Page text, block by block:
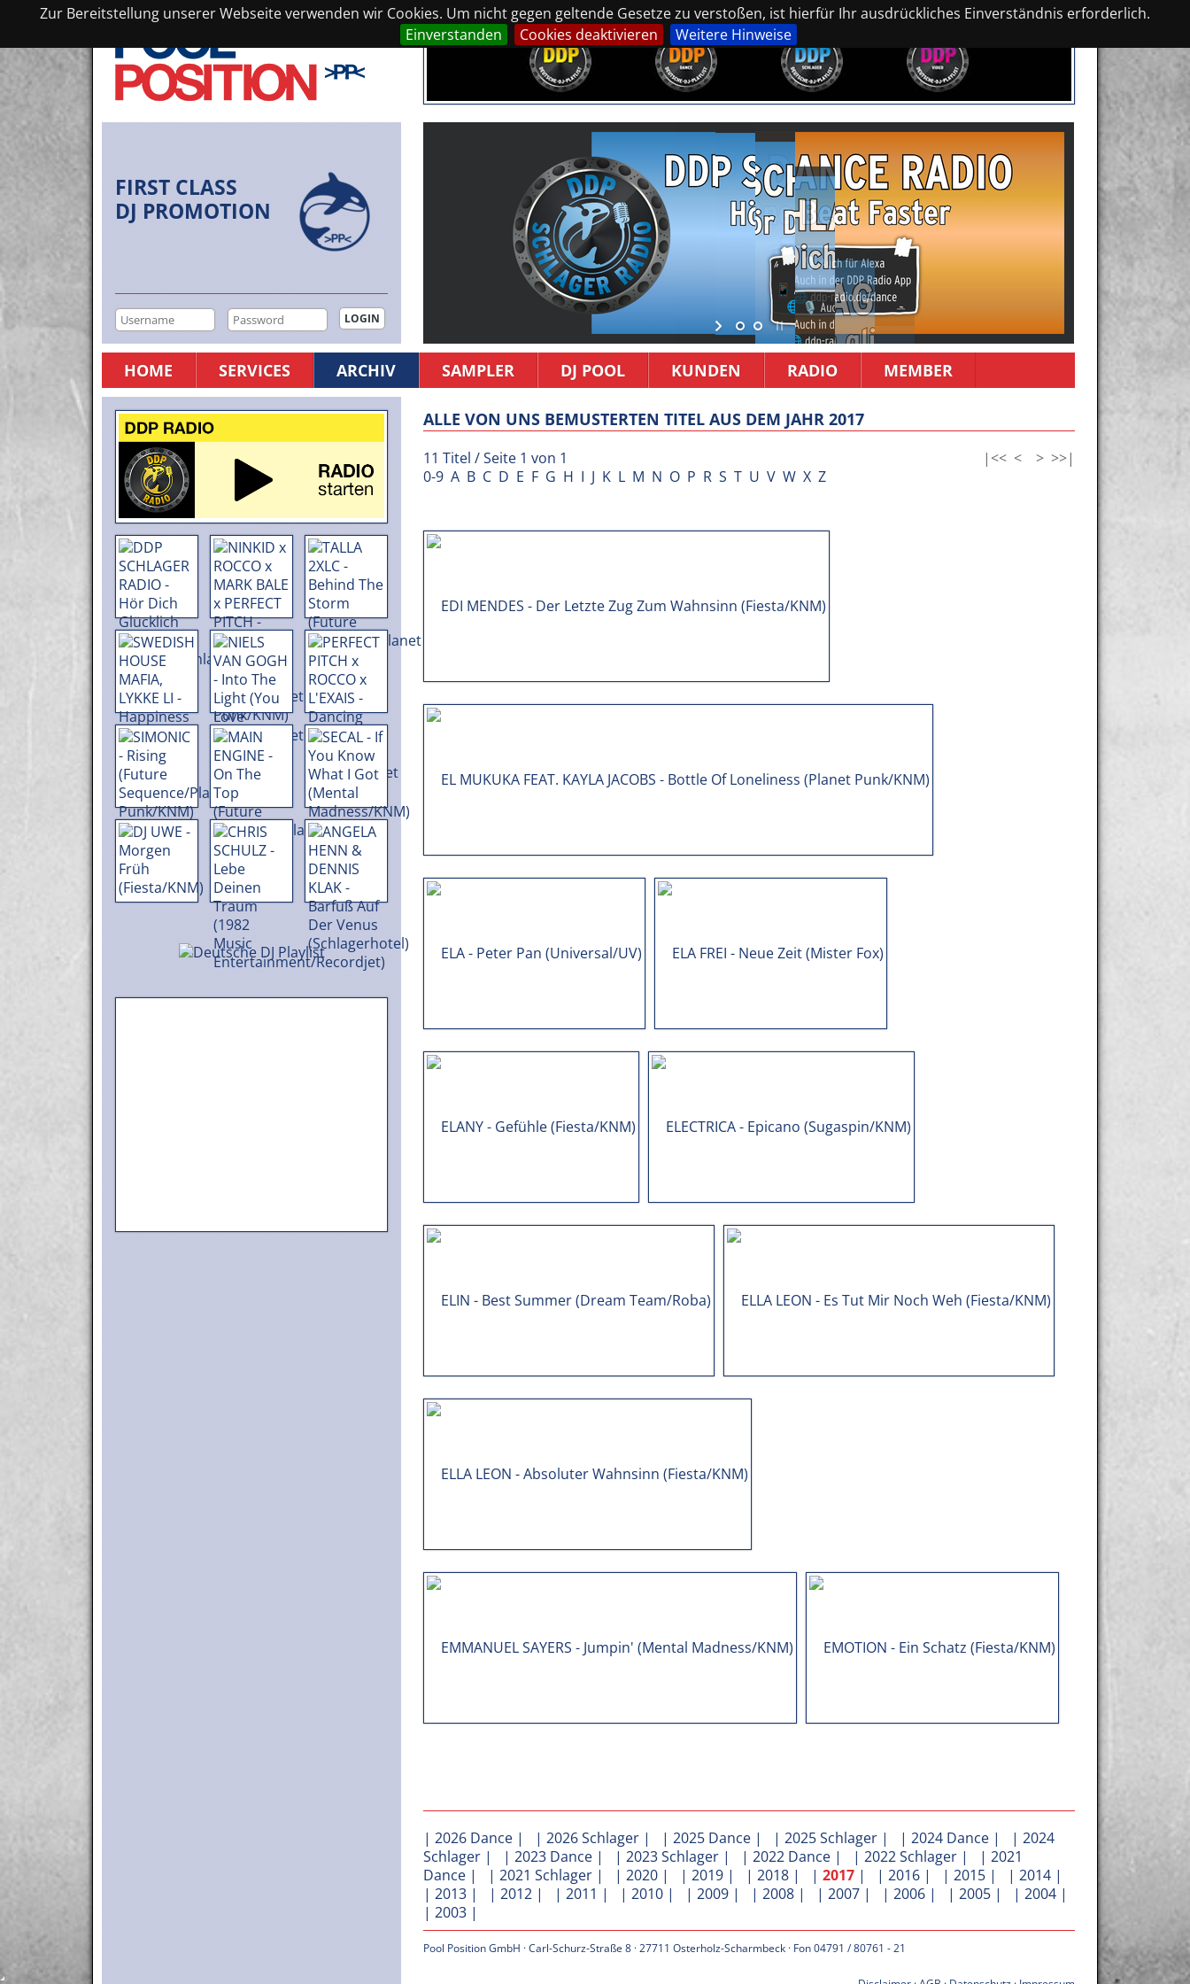
Zur Bereitstellung unserer Webseite verwenden wir Cookies. Um nicht gegen geltende Gesetze zu verstoßen, ist hierfür Ihr ausdrückliches Einverständnis erforderlich.
Einverstanden
Cookies deaktivieren Weitere Hinweise
FIRST CLASS
DJ PROMOTION
HOME SERVICES ARCHIV SAMPLER DJ POOL KUNDEN RADIO MEMBER
ALLE VON UNS BEMUSTERTEN TITEL AUS DEM JAHR 2017
11 Titel / Seite 1 von 1 |<< < > >>|
0-9 A B C D E F G H I J K L M N O P R S T U V W X Z
| 2026 Dance | | 2026 Schlager | | 2025 Dance | | 2025 Schlager | | 2024 Dance | | 2024
Schlager | | 2023 Dance | | 2023 Schlager | | 2022 Dance | | 2022 Schlager | | 2021
Dance | | 2021 Schlager | | 2020 | | 2019 | | 2018 | | 2017 | | 2016 | | 2015 | | 2014 |
| 2013 | | 2012 | | 2011 | | 2010 | | 2009 | | 2008 | | 2007 | | 2006 | | 2005 | | 2004 |
| 2003 |
Pool Position GmbH · Carl-Schurz-Straße 8 · 27711 Osterholz-Scharmbeck · Fon 04791 / 80761 - 21